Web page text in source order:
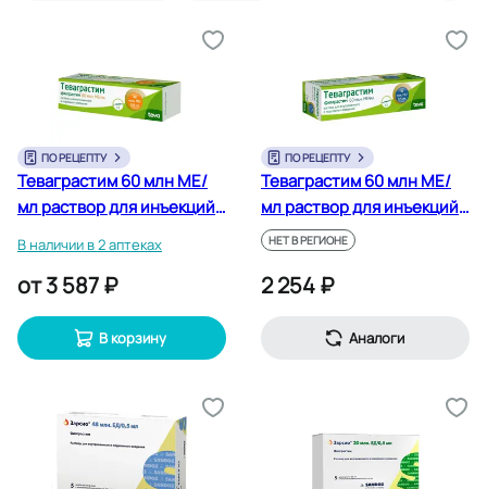
ПО РЕЦЕПТУ
Теваграстим 60 млн МЕ/
мл раствор для инъекций
В наличии в 2 аптеках
от3 587 ₽
В корзину
ПО РЕЦЕПТУ
Теваграстим 60 млн МЕ/
мл раствор для инъекций
шприц 0,5 мл 1 шт
НЕТ В РЕГИОНЕ
2 254 ₽
Аналоги